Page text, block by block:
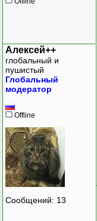
Алексей++
глобальный и
пушистый
Глобальный
модератор
Offline
Сообщений: 13